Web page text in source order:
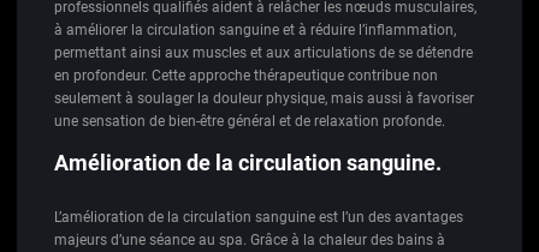
professionnels qualifiés aident à relâcher les nœuds musculaires,
à améliorer la circulation sanguine et à réduire l’inflammation,
permettant ainsi aux muscles et aux articulations de se détendre
en profondeur. Cette approche thérapeutique contribue non
seulement à soulager la douleur physique, mais aussi à favoriser
une sensation de bien-être général et de relaxation profonde.
Amélioration de la circulation sanguine.
L’amélioration de la circulation sanguine est l’un des avantages
majeurs d’une séance au spa. Grâce à la chaleur des bains à